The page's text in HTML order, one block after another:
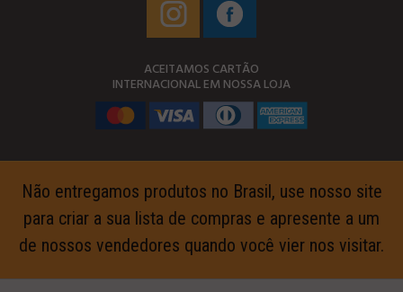
ACEITAMOS CARTÃO
INTERNACIONAL EM NOSSA LOJA
Não entregamos produtos no Brasil, use nosso site
para criar a sua lista de compras e apresente a um
de nossos vendedores quando você vier nos visitar.